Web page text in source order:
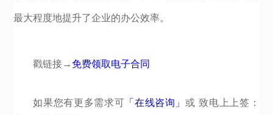
最大程度地提升了企业的办公效率。
戳链接→ 免费领取电子合同
如果您有更多需求可 「在线咨询」或 致电上上签：